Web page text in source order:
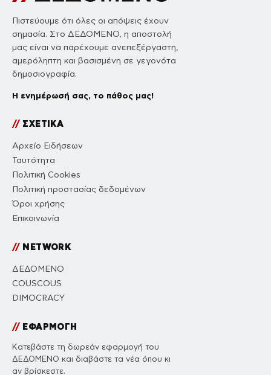
Πιστεύουμε ότι όλες οι απόψεις έχουν
σημασία. Στο ΔΕΔΟΜΕΝΟ, η αποστολή
μας είναι να παρέχουμε ανεπεξέργαστη,
αμερόληπτη και βασισμένη σε γεγονότα
δημοσιογραφία.
Η ενημέρωσή σας, το πάθος μας!
//ΣΧΕΤΙΚΑ
Αρχείο Ειδήσεων
Ταυτότητα
Πολιτική Cookies
Πολιτική προστασίας δεδομένων
Όροι χρήσης
Επικοινωνία
//NETWORK
ΔΕΔΟΜΕΝΟ
COUSCOUS
DIMOCRACY
//ΕΦΑΡΜΟΓΗ
Κατεβάστε τη δωρεάν εφαρμογή του
ΔΕΔΟΜΕΝΟ και διαβάστε τα νέα όπου κι
αν βρίσκεστε.